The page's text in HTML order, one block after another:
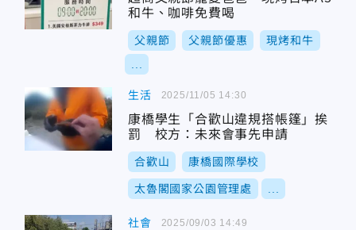
和牛、咖啡免費喝
父親節 父親節優惠 現烤和牛
生活
康橋學生「合歡山違規搭帳篷」挨
罰 校方：未來會事先申請
合歡山 康橋國際學校
太魯閣國家公園管理處
2025/11/05 14:30
社會 2025/09/03 14:49